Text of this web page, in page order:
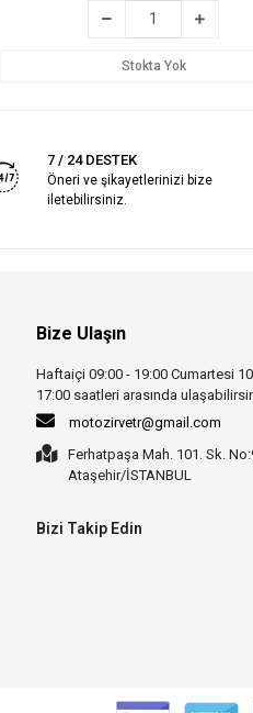
Stokta Yok
7 / 24 DESTEK
Öneri ve şikayetlerinizi bize
iletebilirsiniz.
Bize Ulaşın
Haftaiçi 09:00 - 19:00 Cumartesi
17:00 saatleri arasında
motozirvetr@gmail.com
Ferhatpaşa Mah. 101. Sk.
Ataşehir/İSTANBUL
Bizi Takip Edin